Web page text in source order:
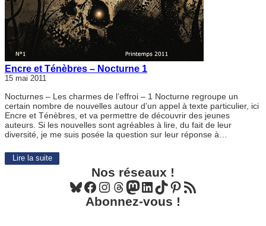
Encre et Ténèbres – Nocturne 1
15 mai 2011
Nocturnes – Les charmes de l’effroi – 1 Nocturne regroupe un
certain nombre de nouvelles autour d’un appel à texte particulier, ici
Encre et Ténèbres, et va permettre de découvrir des jeunes
auteurs. Si les nouvelles sont agréables à lire, du fait de leur
diversité, je me suis posée la question sur leur réponse à…
Lire la suite
Nos réseaux !
Bluesky Facebook Instagram Threads Mastodon LinkedIn TikTok Pinterest Flux RSS
Abonnez-vous !